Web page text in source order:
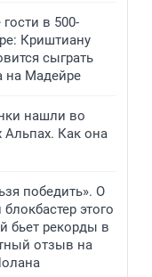
в 500-
Криштиану
сыграть
на Мадейре
нашли во
Альпах. Как она
победить». О
этого
бьет рекорды в
отзыв на